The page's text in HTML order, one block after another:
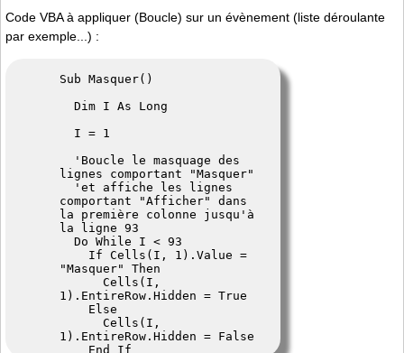
Code VBA à appliquer (Boucle) sur un évènement (liste déroulante
par exemple...) :